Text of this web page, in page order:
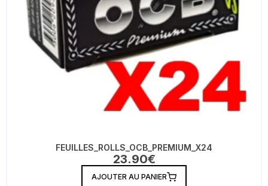
FEUILLES_ROLLS_OCB_PREMIUM_X24
23.90€
AJOUTER AU PANIER